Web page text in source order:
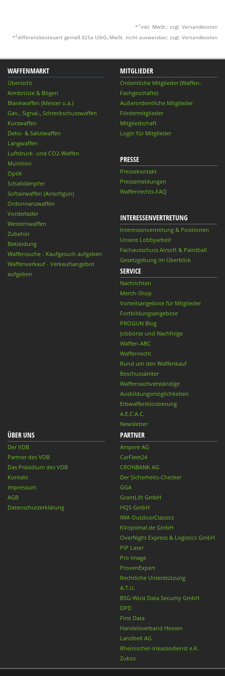
* 1 inkl. MwSt.; zzgl. Versandkosten
*2differenzbesteuert gemäß §25a UStG.;MwSt. nicht ausweisbar; zzgl. Versandkosten
WAFFENMARKT
Übersicht
Armbrüste & Bögen
Blankwaffen (Messer u.ä.)
Gas-, Signal-, Schreckschusswaffen
Kurzwaffen
Deko- & Salutwaffen
Langwaffen
Luftdruck- und CO2-Waffen
Munition
Optik
Schalldämpfer
Softairwaffen (Airsoftgun)
Ordonnanzwaffen
Vorderlader
Westernwaffen
Zubehör
Bekleidung
Waffensuche - Kaufgesuch aufgeben
Waffenverkauf - Verkaufsangebot
aufgeben
MITGLIEDER
Ordentliche Mitglieder (Waffen-
Fachgeschäfte)
Außerordentliche Mitglieder
Fördermitglieder
Mitgliedschaft
Login für Mitglieder
PRESSE
Pressekontakt
Pressemeldungen
Waffenrechts-FAQ
INTERESSENVERTRETUNG
Interessenvertretung & Positionen
Unsere Lobbyarbeit
Fachausschuss Airsoft & Paintball
Gesetzgebung im Überblick
SERVICE
Nachrichten
Merch-Shop
Vorteilsangebote für Mitglieder
Fortbildungsangebote
PROGUN Blog
Jobbörse und Nachfolge
Waffen-ABC
Waffenrecht
Rund um den Waffenkauf
Beschussämter
Waffensachverständige
Ausbildungsmöglichkeiten
Erbwaffenblockierung
A.E.C.A.C.
Newsletter
ÜBER UNS
Der VDB
Partner des VDB
Das Präsidium des VDB
Kontakt
Impressum
AGB
Datenschutzerklärung
PARTNER
Ampere AG
CarFleet24
CRONBANK AG
Der Sicherheits-Checker
GGA
GrantLift GmbH
HQS GmbH
IWA OutdoorClassics
KVoptimal.de GmbH
OverNight Express & Logistics GmbH
PiP Laser
Pro Image
ProvenExpert
Rechtliche Unterstützung
A.T.U.
BSG-Wüst Data Security GmbH
DPD
First Data
Handelsverband Hessen
Landbell AG
Rheinischer-Inkassodienst e.K.
Zukos